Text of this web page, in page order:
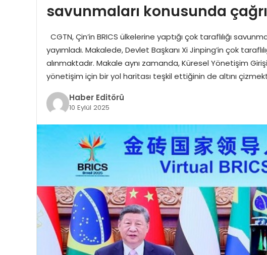
savunmaları konusunda
CGTN, Çin’in BRICS ülkelerine yaptığı çok taraflılığı
yayımladı. Makalede, Devlet Başkanı Xi Jinping’in çok
alınmaktadır. Makale aynı zamanda, Küresel Yönetişim
yönetişim için bir yol haritası teşkil ettiğinin de altını
Haber Editörü
10 Eylül 2025